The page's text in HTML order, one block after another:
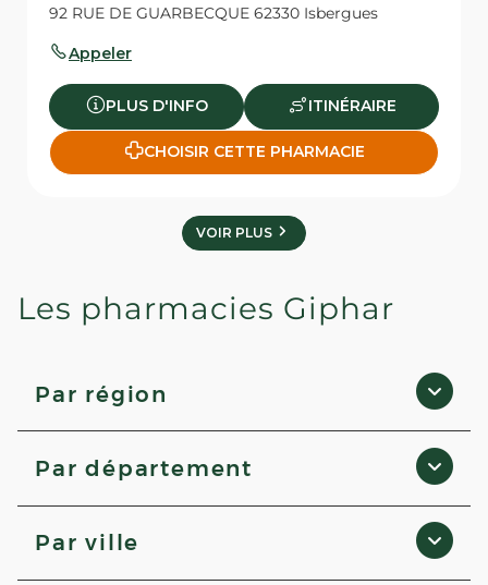
92 RUE DE GUARBECQUE 62330 Isbergues
Appeler
PLUS D'INFO ITINÉRAIRE
CHOISIR CETTE PHARMACIE
VOIR PLUS
Les pharmacies Giphar
Par région
Bretagne
Bourgogne-Franche-Comté
Par département
Charente
Par ville